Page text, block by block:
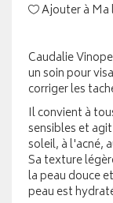
Ajouter à Ma
Caudalie
un soin pour
corriger les
Il convient à
sensibles et
soleil, à l'acné,
Sa texture
la peau douce
peau est